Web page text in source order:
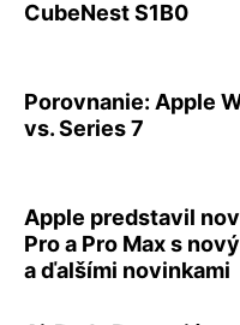
CubeNest S1B0
Porovnanie: Apple
vs. Series 7
Apple predstavil
Pro a Pro Max s
a ďalšími novinkami